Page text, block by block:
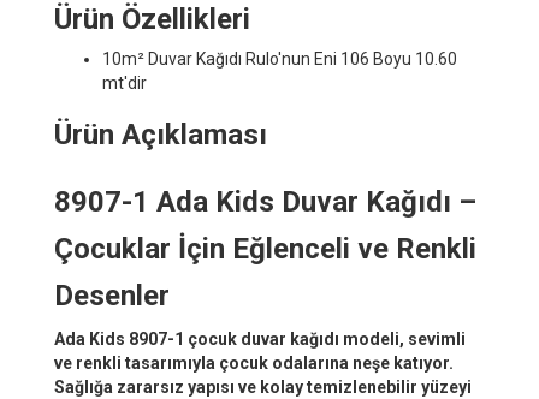
Ürün Özellikleri
10m² Duvar Kağıdı Rulo'nun Eni 106 Boyu 10.60
mt'dir
Ürün Açıklaması
8907-1 Ada Kids Duvar Kağıdı –
Çocuklar İçin Eğlenceli ve Renkli
Desenler
Ada Kids 8907-1 çocuk duvar kağıdı modeli, sevimli
ve renkli tasarımıyla çocuk odalarına neşe katıyor.
Sağlığa zararsız yapısı ve kolay temizlenebilir yüzeyi